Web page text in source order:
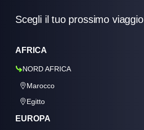
Scegli il tuo prossimo viaggio
AFRICA
NORD AFRICA
Marocco
Egitto
EUROPA